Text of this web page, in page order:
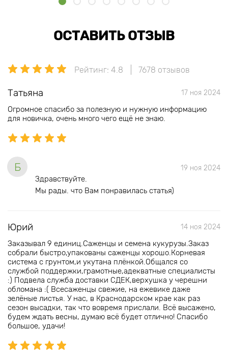
ОСТАВИТЬ ОТЗЫВ
Рейтинг: 4.8 7678 отзывов
Татьяна 17 ноя 2024
Огромное спасибо за полезную и нужную информацию
для новичка, очень много чего ещё не знаю.
Б 19 ноя 2024
Здравствуйте.
Мы рады. что Вам понравилась статья)
Юрий 14 ноя 2024
Заказывал 9 единиц.Саженцы и семена кукурузы.Заказ
собрали быстро,упакованы саженцы хорошо.Корневая
система с грунтом,и укутана плёнкой.Общался со
службой поддержки,грамотные,адекватные специалисты
:) Подвела служба доставки СДЕК,верхушка у черешни
обломана :( Всесаженцы свежие, на ежевике даже
зелёные листья. У нас, в Краснодарском крае как раз
сезон высадки, так что вовремя прислали. Всё высажено,
будем ждать весны, думаю всё будет отлично! Спасибо
большое, удачи!